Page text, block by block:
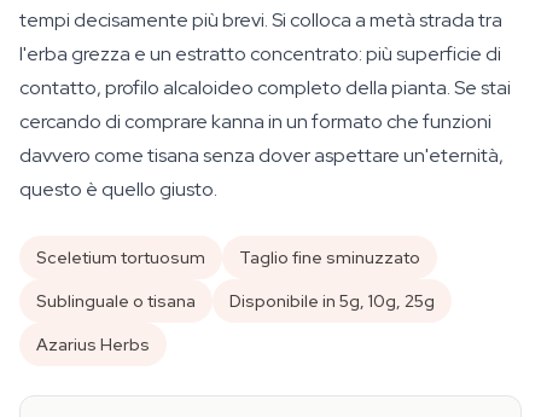
tempi decisamente più brevi. Si colloca a metà strada tra
l'erba grezza e un estratto concentrato: più superficie di
contatto, profilo alcaloideo completo della pianta. Se stai
cercando di comprare kanna in un formato che funzioni
davvero come tisana senza dover aspettare un'eternità,
questo è quello giusto.
Sceletium tortuosum
Taglio fine sminuzzato
Sublinguale o tisana
Disponibile in 5g, 10g, 25g
Azarius Herbs